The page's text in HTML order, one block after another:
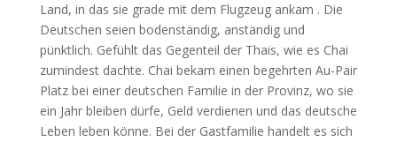
Land, in das sie grade mit dem Flugzeug ankam . Die
Deutschen seien bodenständig, anständig und
pünktlich. Gefühlt das Gegenteil der Thais, wie es Chai
zumindest dachte. Chai bekam einen begehrten Au-Pair
Platz bei einer deutschen Familie in der Provinz, wo sie
ein Jahr bleiben dürfe, Geld verdienen und das deutsche
Leben leben könne. Bei der Gastfamilie handelt es sich